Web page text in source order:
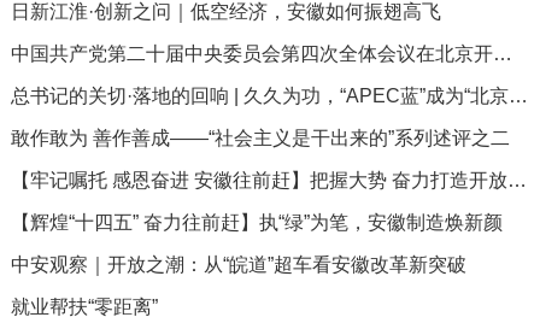
日新江淮·创新之问｜低空经济，安徽如何振翅高飞
中国共产党第二十届中央委员会第四次全体会议在北京开始举行
总书记的关切·落地的回响 | 久久为功，“APEC蓝”成为“北京蓝”
敢作敢为 善作善成——“社会主义是干出来的”系列述评之二
【牢记嘱托 感恩奋进 安徽往前赶】把握大势 奋力打造开放新高地
【辉煌“十四五” 奋力往前赶】执“绿”为笔，安徽制造焕新颜
中安观察｜开放之潮：从“皖道”超车看安徽改革新突破
就业帮扶“零距离”